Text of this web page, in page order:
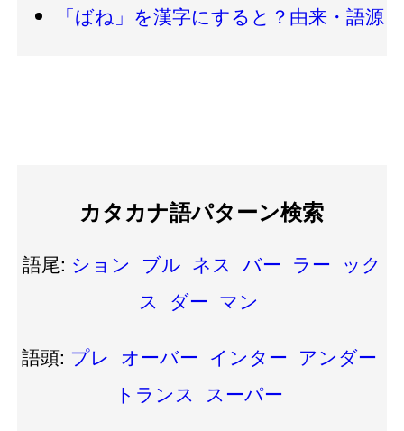
「ばね」を漢字にすると？由来・語源
カタカナ語パターン検索
語尾: ション ブル ネス バー ラー ック
ス ダー マン
語頭: プレ オーバー インター アンダー
トランス スーパー